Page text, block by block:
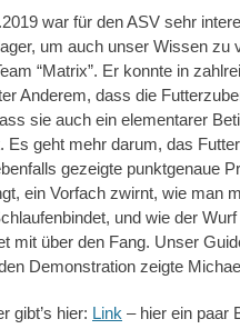
war für den ASV sehr
um auch unser Wissen zu
“Matrix”. Er konnte in
Anderem, dass die
sie auch ein elementarer
Es geht mehr darum, das
gezeigte punktgenaue
ein Vorfach zwirnt, wie man
und wie der
mit über den Fang. Unser
Demonstration zeigte
gibt’s hier: Link – hier ein paar